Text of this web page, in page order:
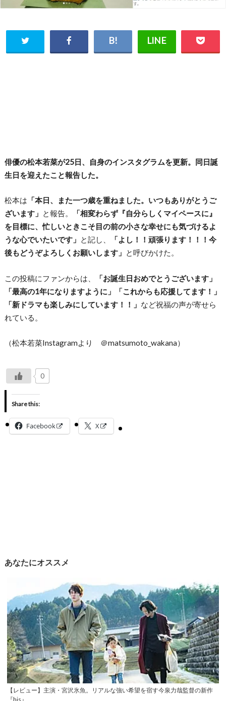
俳優の松本若菜が25日、自身のインスタグラムを更新。同日誕
生日を迎えたこと報告した。
松本は 「本日、また一つ歳を重ねました。いつもありがとうご
ざいます」 と報告。
「相変わらず『自分らしくマイペースに』
を目標に、忙しいときこそ目の前の小さな幸せにも気づけるよ
うな心でいたいです」 と記し、
「よし！！頑張ります！！！今
後もどうぞよろしくお願いします」 と呼びかけた。
この投稿にファンからは、
「お誕生日おめでとうございます」
「最高の1年になりますように」「これからも応援してます！」
「新ドラマも楽しみにしています！！」 など祝福の声が寄せら
れている。
（松本若菜Instagramより ＠matsumoto_wakana）
0
Share this:
Facebook X
あなたにオススメ
【レビュー】主演・宮沢氷魚。リアルな強い希望を宿す今泉力哉監督の新作
『his』